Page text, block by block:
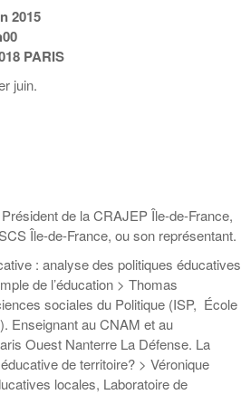
Malle pédagogique «
Parcours d’exils d’hier
et d’aujourd’hui »
La ligue 95 et
Recyclivre
Lutte contre
l’illettrisme
Formation Eco-
délégué.es
2015
PARIS
juin.
de la CRAJEP Île-de-France,
Île-de-France, ou son représentant.
: analyse des politiques éducatives
de l’éducation > Thomas
sociales du Politique (ISP, École
Enseignant au CNAM et au
Ouest Nanterre La Défense. La
de territoire? > Véronique
locales, Laboratoire de